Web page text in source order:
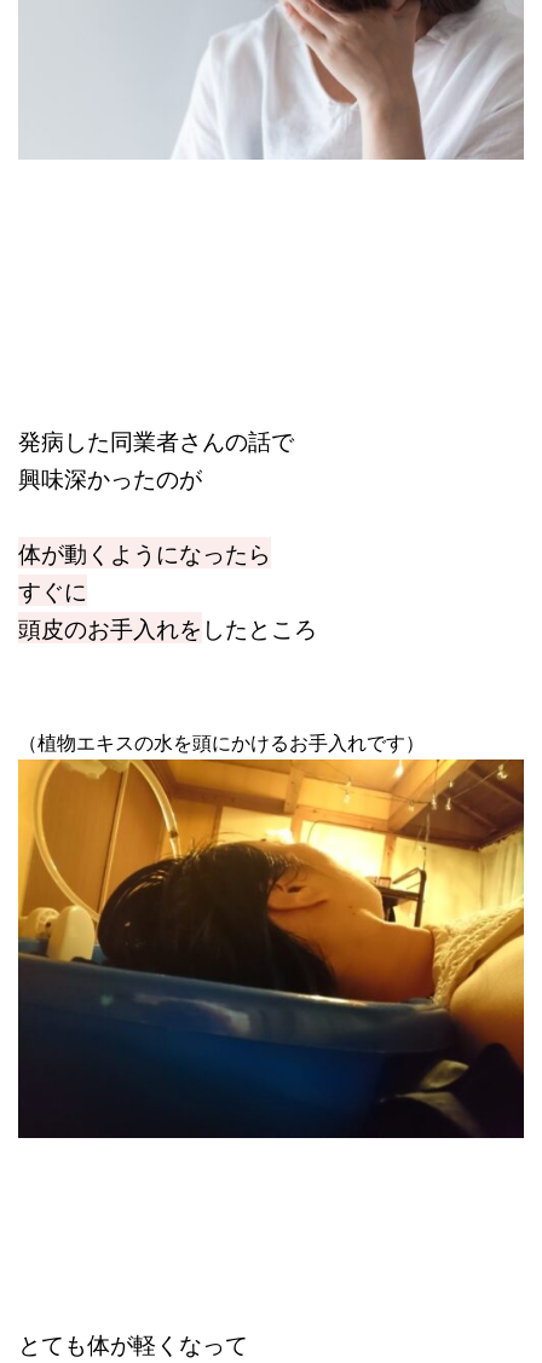
発病した同業者さんの話で
興味深かったのが
体が動くようになったら
すぐに
頭皮のお手入れを したところ
（植物エキスの水を頭にかけるお手入れです）
とても体が軽くなって